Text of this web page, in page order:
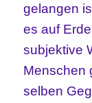
gelangen
es auf
subjektive
Menschen
selben